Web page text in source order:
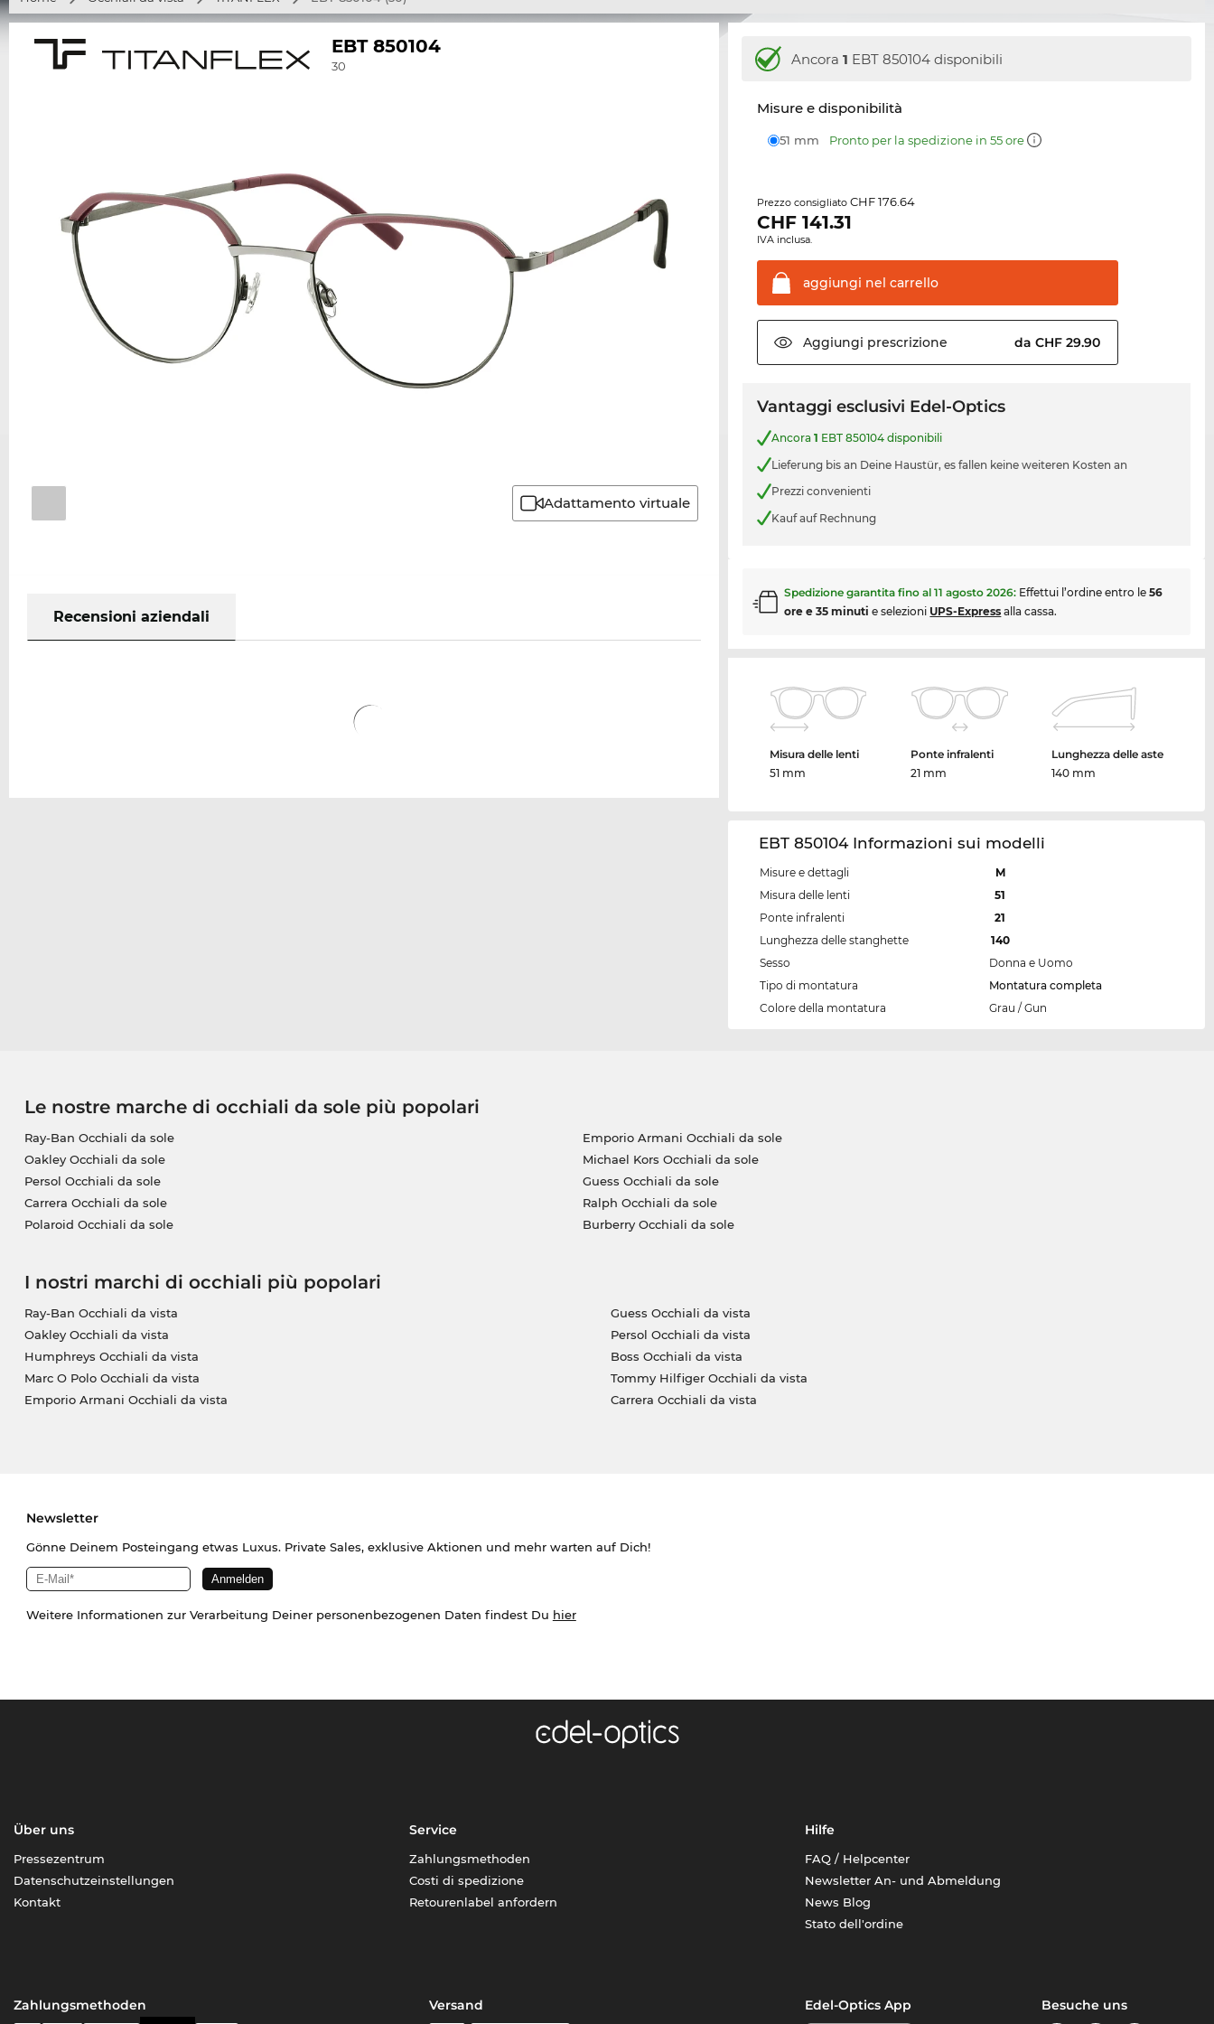
EBT 850104
30
Adattamento virtuale
Recensioni aziendali
Ancora1 EBT 850104 disponibili
Misure e disponibilità
51 mm Pronto per la spedizione in 55 ore
Prezzo consigliatoCHF 176.64
CHF141.31
IVA inclusa.
aggiungi nel carrello
Aggiungi prescrizione da CHF 29.90
Vantaggi esclusivi Edel-Optics
Ancora1 EBT 850104 disponibili
Lieferung bis an Deine Haustür, es fallen keine weiteren Kosten an
Prezzi convenienti
Kauf auf Rechnung
Spedizione garantita fino al11 agosto 2026: Effettui l’ordine entro le56
ore e 35 minuti e selezioni UPS-Express alla cassa.
Misura delle lenti
51 mm
Ponte infralenti
21 mm
Lunghezza delle aste
140 mm
EBT 850104 Informazioni sui modelli
Misure e dettagli
M
Misura delle lenti
51
Ponte infralenti
21
Lunghezza delle stanghette
140
Sesso
Donna e Uomo
Tipo di montatura
Montatura completa
Colore della montatura
Grau / Gun
Le nostre marche di occhiali da sole più popolari
Ray-Ban Occhiali da sole
Oakley Occhiali da sole
Persol Occhiali da sole
Carrera Occhiali da sole
Polaroid Occhiali da sole
Emporio Armani Occhiali da sole
Michael Kors Occhiali da sole
Guess Occhiali da sole
Ralph Occhiali da sole
Burberry Occhiali da sole
I nostri marchi di occhiali più popolari
Ray-Ban Occhiali da vista
Oakley Occhiali da vista
Humphreys Occhiali da vista
Marc O Polo Occhiali da vista
Emporio Armani Occhiali da vista
Guess Occhiali da vista
Persol Occhiali da vista
Boss Occhiali da vista
Tommy Hilfiger Occhiali da vista
Carrera Occhiali da vista
Newsletter
Gönne Deinem Posteingang etwas Luxus. Private Sales, exklusive Aktionen und mehr warten auf Dich!
Weitere Informationen zur Verarbeitung Deiner personenbezogenen Daten findest Du hier
Über uns
Pressezentrum
Datenschutzeinstellungen
Kontakt
Service
Zahlungsmethoden
Costi di spedizione
Retourenlabel anfordern
Hilfe
FAQ / Helpcenter
Newsletter An- und Abmeldung
News Blog
Stato dell'ordine
Zahlungsmethoden Versand Edel-Optics App Besuche uns